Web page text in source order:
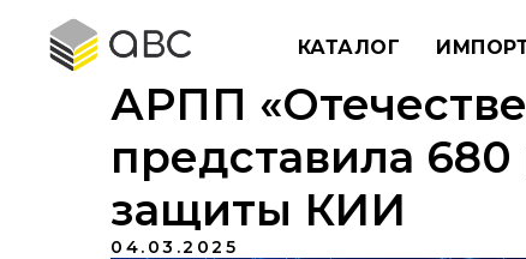
КАТАЛОГ
АРПП
представила
защиты КИИ
04.03.2025